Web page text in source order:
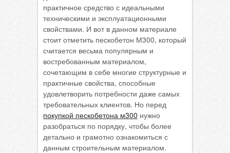
практичное средство с идеальными
техническими и эксплуатационными
свойствами. И вот в данном материале
стоит отметить пескобетон М300, который
считается весьма популярным и
востребованным материалом,
сочетающим в себе многие структурные и
практичные свойства, способные
удовлетворить потребности даже самых
требовательных клиентов. Но перед
покупкой пескобетона м300 нужно
разобраться по порядку, чтобы более
детально и грамотно ознакомиться с
данным строительным материалом.